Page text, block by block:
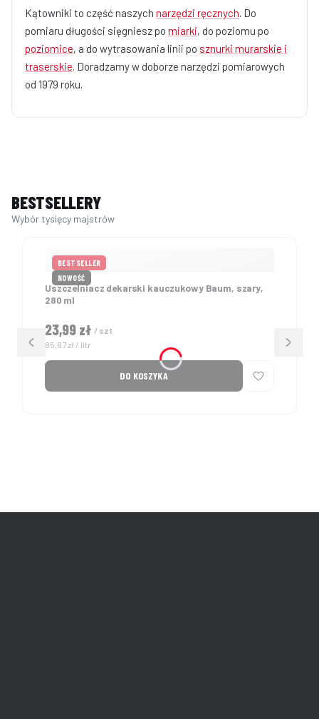
Kątowniki to część naszych narzędzi ręcznych. Do
pomiaru długości sięgniesz po miarki, do poziomu po
poziomice, a do wytrasowania linii po sznurki murarskie i
traserskie. Doradzamy w doborze narzędzi pomiarowych
od 1979 roku.
BESTSELLERY
BESTSELLER
NOWOŚĆ
Uszczelniacz dekarski kauczukowy Baum, szary,
280 ml
Cena
23,99 zł / szt
Cena jednostkowa
85,67 zł / litr
DO KOSZYKA